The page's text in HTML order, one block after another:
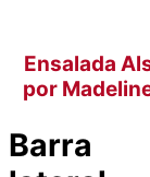
Ensalada
por
Barra